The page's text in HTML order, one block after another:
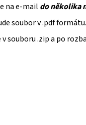
na e-mail do několika
soubor v .pdf formátu.
souboru .zip a po